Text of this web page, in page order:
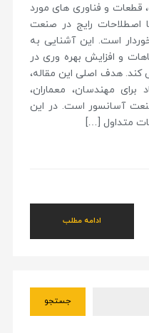
قطعات و فناوری های مورد
اصطلاحات رایج در صنعت
است. این آشنایی به
و افزایش بهره وری در
هدف اصلی این مقاله،
برای مهندسان، معماران،
آسانسور است. در این
متداول […]
ادامه مطلب
جستجو